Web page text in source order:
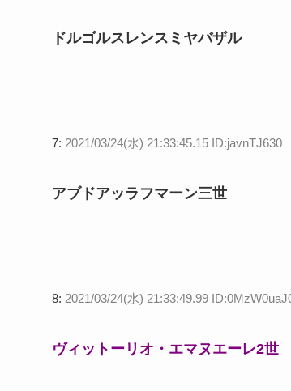
ドルゴルスレンスミヤバザル
7: 2021/03/24(水) 21:33:45.15 ID:javnTJ630
アブドアッラフマーン三世
8: 2021/03/24(水) 21:33:49.99
ヴィットーリオ・エマヌエーレ2世